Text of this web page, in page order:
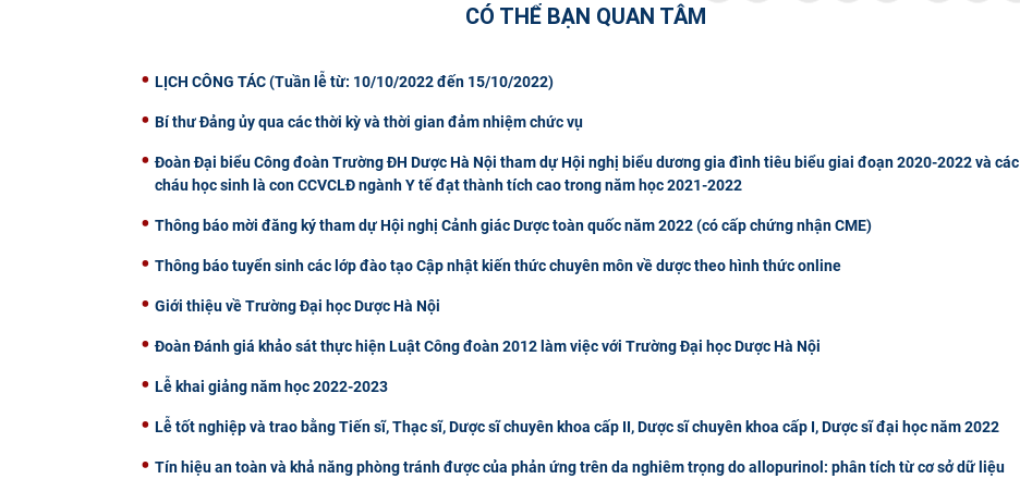
CÓ THỂ BẠN QUAN TÂM
LỊCH CÔNG TÁC (Tuần lễ từ: 10/10/2022 đến 15/10/2022)
Bí thư Đảng ủy qua các thời kỳ và thời gian đảm nhiệm chức vụ
Đoàn Đại biểu Công đoàn Trường ĐH Dược Hà Nội tham dự Hội nghị biểu dương gia đình tiêu biểu giai đoạn 2020-2022 và các
cháu học sinh là con CCVCLĐ ngành Y tế đạt thành tích cao trong năm học 2021-2022
Thông báo mời đăng ký tham dự Hội nghị Cảnh giác Dược toàn quốc năm 2022 (có cấp chứng nhận CME)
Thông báo tuyển sinh các lớp đào tạo Cập nhật kiến thức chuyên môn về dược theo hình thức online
Giới thiệu về Trường Đại học Dược Hà Nội
Đoàn Đánh giá khảo sát thực hiện Luật Công đoàn 2012 làm việc với Trường Đại học Dược Hà Nội
Lễ khai giảng năm học 2022-2023
Lễ tốt nghiệp và trao bằng Tiến sĩ, Thạc sĩ, Dược sĩ chuyên khoa cấp II, Dược sĩ chuyên khoa cấp I, Dược sĩ đại học năm 2022
Tín hiệu an toàn và khả năng phòng tránh được của phản ứng trên da nghiêm trọng do allopurinol: phân tích từ cơ sở dữ liệu